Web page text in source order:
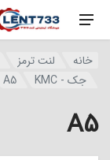
خانه لنت ترمز
جک - KMC
A5
A5